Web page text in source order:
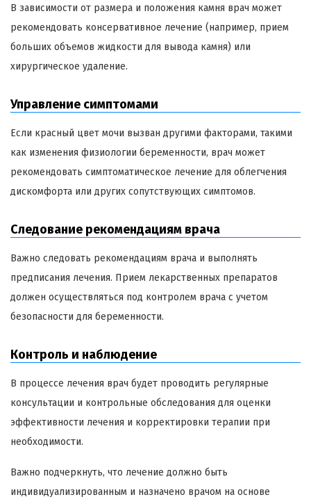
В зависимости от размера и положения камня врач может
рекомендовать консервативное лечение (например, прием
больших объемов жидкости для вывода камня) или
хирургическое удаление.
Управление симптомами
Если красный цвет мочи вызван другими факторами, такими
как изменения физиологии беременности, врач может
рекомендовать симптоматическое лечение для облегчения
дискомфорта или других сопутствующих симптомов.
Следование рекомендациям врача
Важно следовать рекомендациям врача и выполнять
предписания лечения. Прием лекарственных препаратов
должен осуществляться под контролем врача с учетом
безопасности для беременности.
Контроль и наблюдение
В процессе лечения врач будет проводить регулярные
консультации и контрольные обследования для оценки
эффективности лечения и корректировки терапии при
необходимости.
Важно подчеркнуть, что лечение должно быть
индивидуализированным и назначено врачом на основе